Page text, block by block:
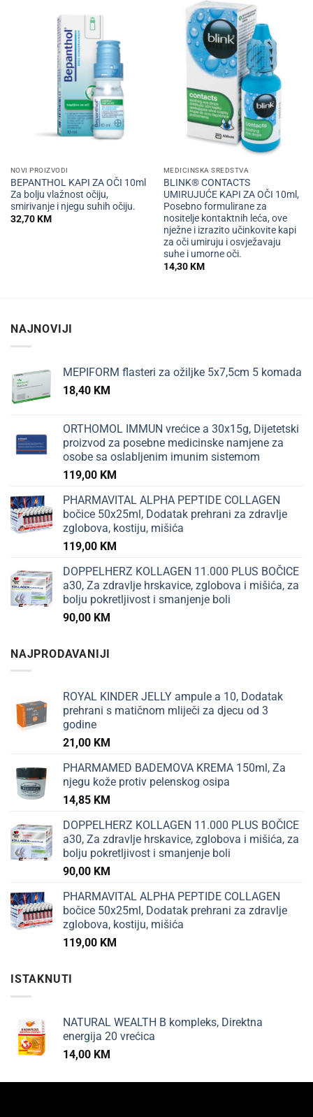
NOVI PROIZVODI
BEPANTHOL KAPI ZA OČI 10ml
Za bolju vlažnost očiju,
smirivanje i njegu suhih očiju.
32,70KM
MEDICINSKA SREDSTVA
BLINK® CONTACTS
UMIRUJUĆE KAPI ZA OČI 10ml,
Posebno formulirane za
nositelje kontaktnih leća, ove
nježne i izrazito učinkovite kapi
za oči umiruju i osvježavaju
suhe i umorne oči.
14,30KM
NAJNOVIJI
MEPIFORM flasteri za ožiljke 5x7,5cm 5 komada
18,40 KM
ORTHOMOL IMMUN vrećice a 30x15g, Dijetetski
proizvod za posebne medicinske namjene za
osobe sa oslabljenim imunim sistemom
119,00 KM
PHARMAVITAL ALPHA PEPTIDE COLLAGEN
bočice 50x25ml, Dodatak prehrani za zdravlje
zglobova, kostiju, mišića
119,00 KM
DOPPELHERZ KOLLAGEN 11.000 PLUS BOČICE
a30, Za zdravlje hrskavice, zglobova i mišića, za
bolju pokretljivost i smanjenje boli
90,00 KM
NAJPRODAVANIJI
ROYAL KINDER JELLY ampule a 10, Dodatak
prehrani s matičnom mliječi za djecu od 3
godine
21,00 KM
PHARMAMED BADEMOVA KREMA 150ml, Za
njegu kože protiv pelenskog osipa
14,85 KM
DOPPELHERZ KOLLAGEN 11.000 PLUS BOČICE
a30, Za zdravlje hrskavice, zglobova i mišića, za
bolju pokretljivost i smanjenje boli
90,00 KM
PHARMAVITAL ALPHA PEPTIDE COLLAGEN
bočice 50x25ml, Dodatak prehrani za zdravlje
zglobova, kostiju, mišića
119,00 KM
ISTAKNUTI
NATURAL WEALTH B kompleks, Direktna
energija 20 vrećica
14,00 KM